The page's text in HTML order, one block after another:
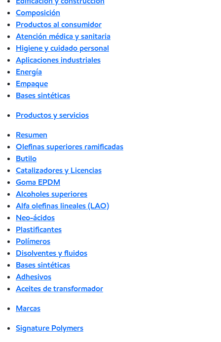
Composición
Productos al consumidor
Atención médica y sanitaria
Higiene y cuidado personal
Aplicaciones industriales
Energía
Empaque
Bases sintéticas
Productos y servicios
Resumen
Olefinas superiores ramificadas
Butilo
Catalizadores y Licencias
Goma EPDM
Alcoholes superiores
Alfa olefinas lineales (LAO)
Neo-ácidos
Plastificantes
Polímeros
Disolventes y fluidos
Bases sintéticas
Adhesivos
Aceites de transformador
Marcas
Signature Polymers